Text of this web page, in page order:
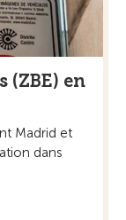
(ZBE) en
Madrid et
dans